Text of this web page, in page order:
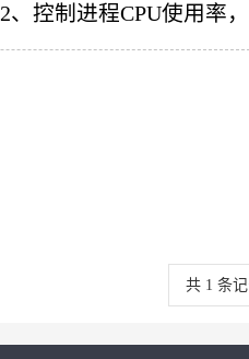
2、控制进程CPU使用率
共 1 条